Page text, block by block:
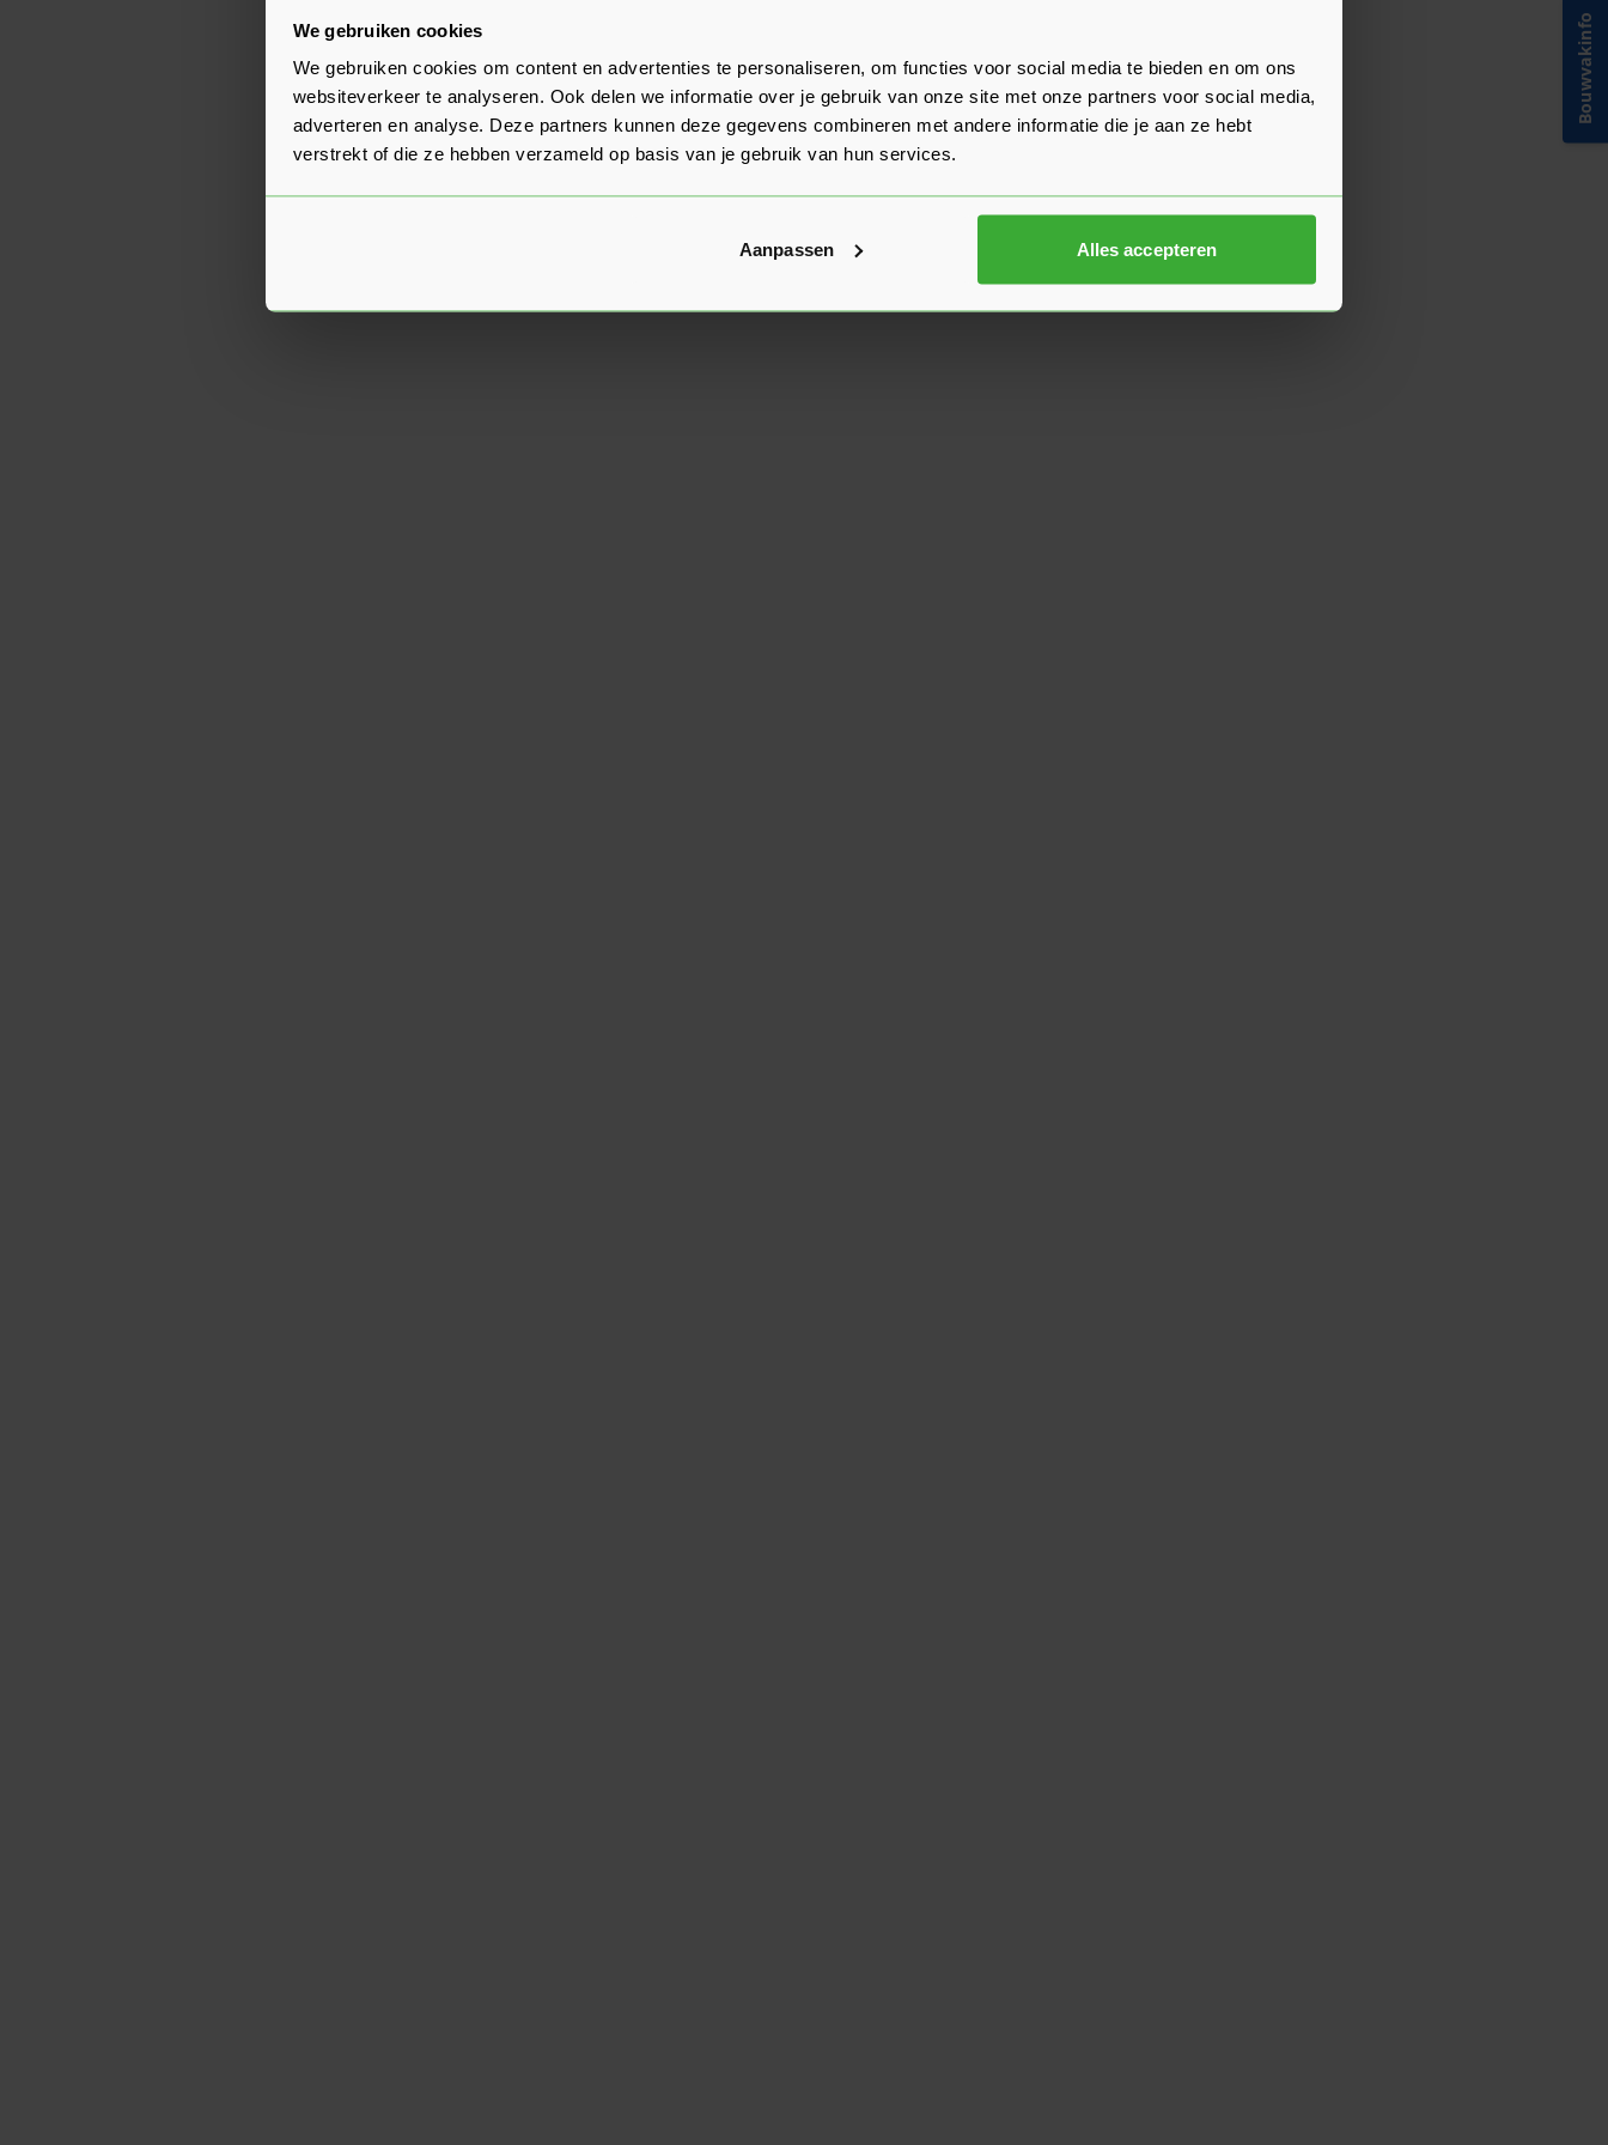
We gebruiken cookies
We gebruiken cookies om content en advertenties te personaliseren, om functies voor social media te bieden en om ons
websiteverkeer te analyseren. Ook delen we informatie over je gebruik van onze site met onze partners voor social media,
adverteren en analyse. Deze partners kunnen deze gegevens combineren met andere informatie die je aan ze hebt
verstrekt of die ze hebben verzameld op basis van je gebruik van hun services.
Aanpassen Alles accepteren
Bouwvakinfo